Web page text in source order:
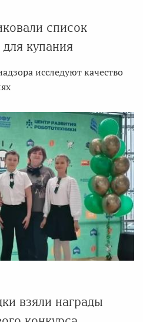
список
купания
исследуют качество
взяли награды